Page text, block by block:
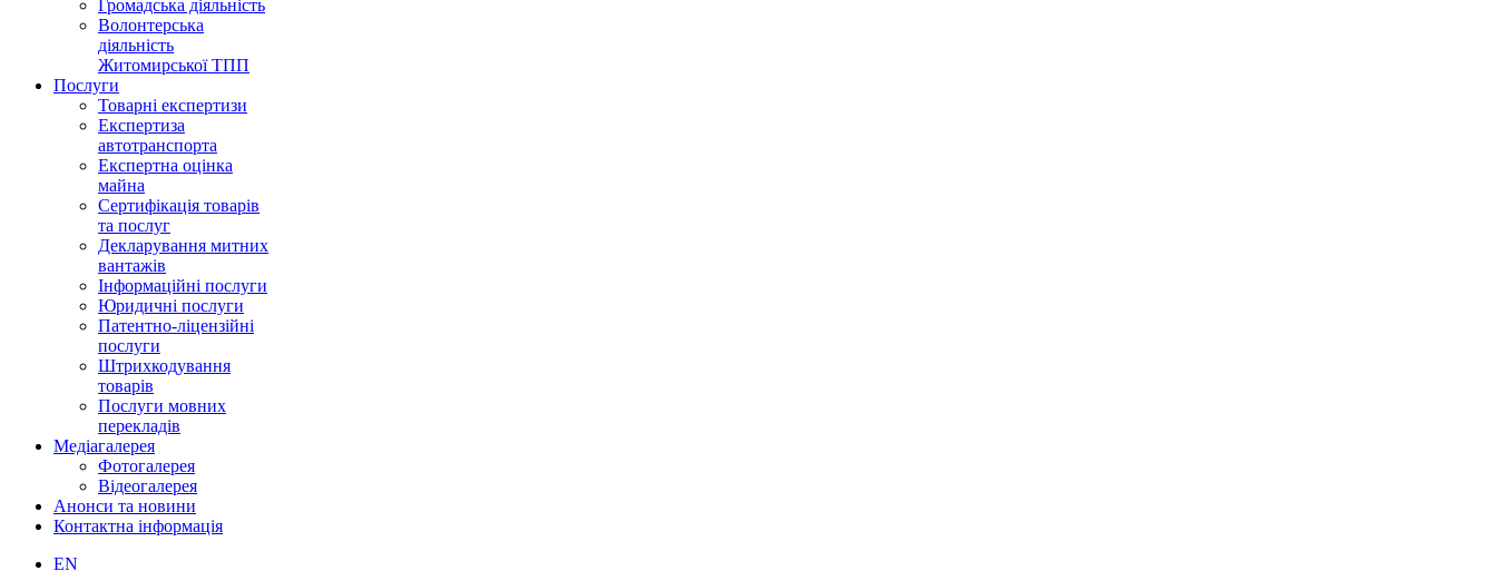
Громадська діяльність
Волонтерська
діяльність
Житомирської ТПП
Послуги
Товарні експертизи
Експертиза
автотранспорта
Експертна оцінка
майна
Сертифікація товарів
та послуг
Декларування митних
вантажів
Інформаційні послуги
Юридичні послуги
Патентно-ліцензійні
послуги
Штрихкодування
товарів
Послуги мовних
перекладів
Медіагалерея
Фотогалерея
Відеогалерея
Анонси та новини
Контактна інформація
EN